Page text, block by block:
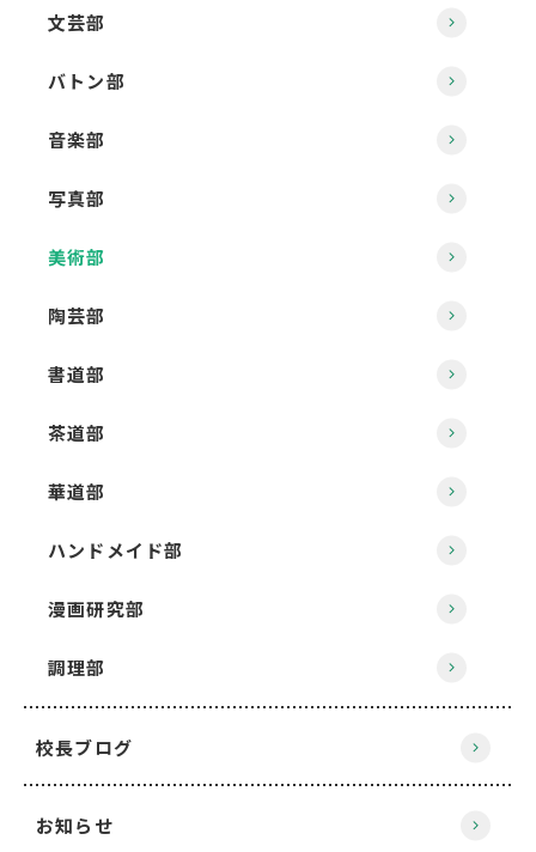
文芸部
バトン部
音楽部
写真部
美術部
陶芸部
書道部
茶道部
華道部
ハンドメイド部
漫画研究部
調理部
校長ブログ
お知らせ